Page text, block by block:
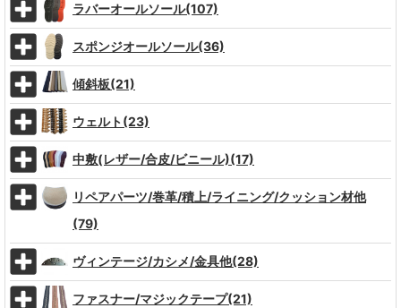
ラバーオールソール(107)
スポンジオールソール(36)
傾斜板(21)
ウェルト(23)
中敷(レザー/合皮/ビニール)(17)
リペアパーツ/巻革/積上/ライニング/クッション材他
(79)
ヴィンテージ/カシメ/金具他(28)
ファスナー/マジックテープ(21)